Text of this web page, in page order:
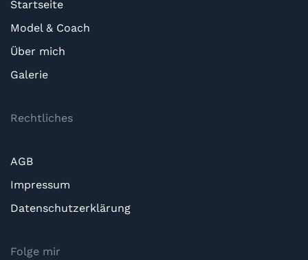
Startseite
Model & Coach
Über mich
Galerie
Rechtliches
AGB
Impressum
Datenschutzerklärung
Folge mir